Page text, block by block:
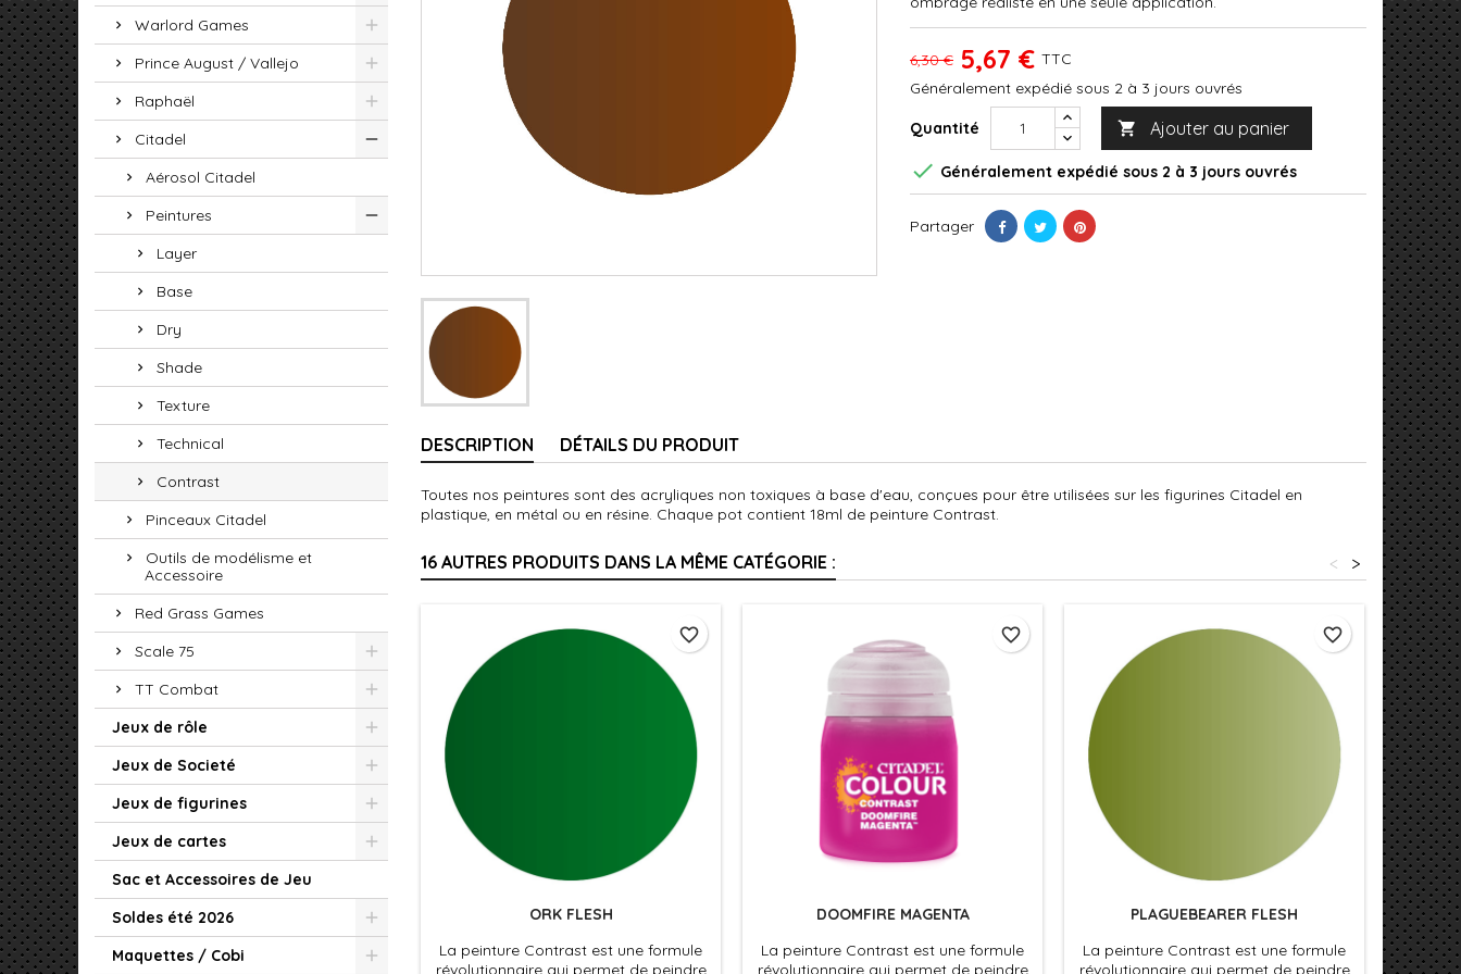
Warlord Games
Prince August / Vallejo
Raphaël
Citadel
Aérosol Citadel
Peintures
Layer
Base
Dry
Shade
Texture
Technical
Contrast
Pinceaux Citadel
Outils de modélisme et
Accessoire
Red Grass Games
Scale 75
TT Combat
Jeux de rôle
Jeux de Societé
Jeux de figurines
Jeux de cartes
Sac et Accessoires de Jeu
Soldes été 2026
Maquettes / Cobi
6,30 € 5,67 € TTC
Généralement expédié sous 2 à 3 jours ouvrés
Quantité  Ajouter au panier
 Généralement expédié sous 2 à 3 jours ouvrés
Partager
DESCRIPTION DÉTAILS DU PRODUIT
Toutes nos peintures sont des acryliques non toxiques à base d'eau, conçues pour être utilisées sur les figurines Citadel en
plastique, en métal ou en résine. Chaque pot contient 18ml de peinture Contrast.
16 AUTRES PRODUITS DANS LA MÊME CATÉGORIE : >
<
ORK FLESH
La peinture Contrast est une formule
révolutionnaire qui permet de peindre
favorite_border
DOOMFIRE MAGENTA
La peinture Contrast est une formule
révolutionnaire qui permet de peindre
favorite_border
PLAGUEBEARER FLESH
La peinture Contrast est une formule
révolutionnaire qui permet de peindre
favorite_border
La